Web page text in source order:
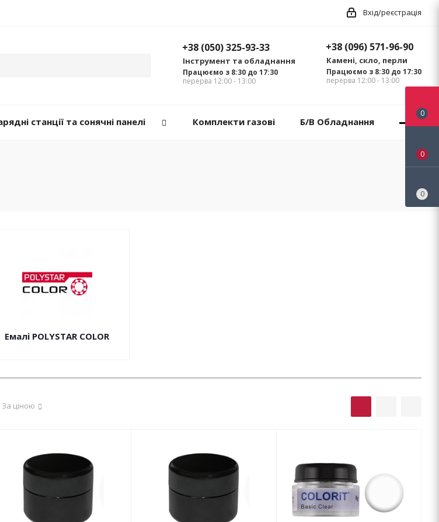
Вхід/реєстрація
+38 (096) 571-96-90
Камені, скло, перли
Працюємо з 8:30 до 17:30
перерва 12:00 - 13:00
+38 (050) 325-93-33
Інструмент та обладнання
Працюємо з 8:30 до 17:30
перерва 12:00 - 13:00
станції та сонячні панелі Комплекти газові Б/В Обладнання
Емалі POLYSTAR COLOR
За ціною
0
0
0